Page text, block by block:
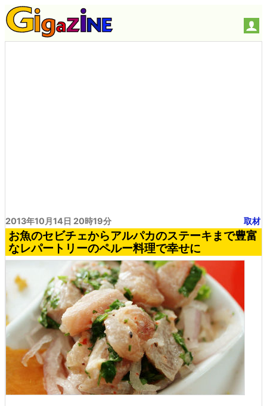
2013年10月14日 20時19分 取材
お魚のセビチェからアルパカのステーキまで豊富
なレパートリーのペルー料理で幸せに